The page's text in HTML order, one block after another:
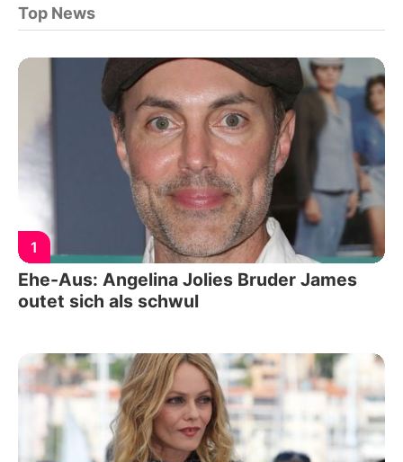
Top News
1
Ehe-Aus: Angelina Jolies Bruder James
outet sich als schwul